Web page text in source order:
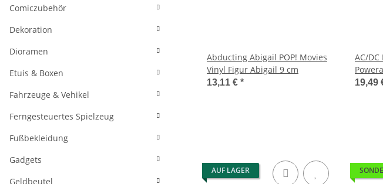
Abducting Abigail POP! Movies
Vinyl Figur Abigail 9 cm
13,11 € *
AC/
19,49
AUF LAGER
Comiczubehör
Dekoration
Dioramen
Etuis & Boxen
Fahrzeuge & Vehikel
Ferngesteuertes Spielzeug
Fußbekleidung
Gadgets
Geldbeutel